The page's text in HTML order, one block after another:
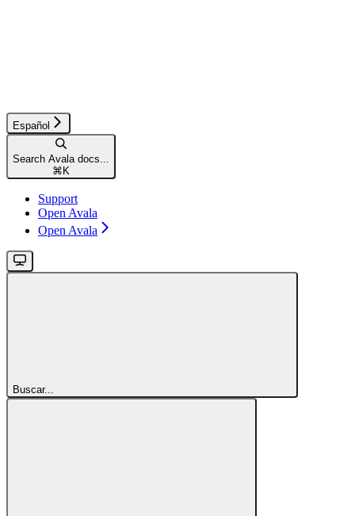
Español
Search Avala docs...
⌘ K
Support
Open Avala
Open Avala
Buscar...